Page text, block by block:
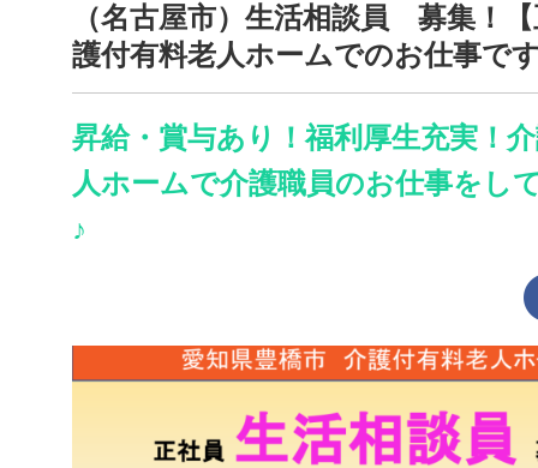
（名古屋市）生活相談員 募集！
護付有料老人ホームでのお仕事で
昇給・賞与あり！福利厚生充実！
人ホームで介護職員のお仕事をし
♪